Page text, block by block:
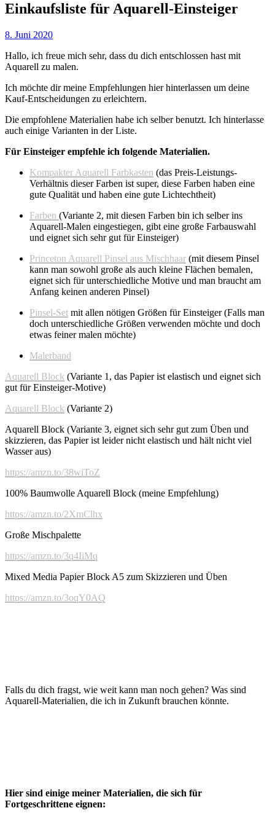
Einkaufsliste für Aquarell-Einsteiger
8. Juni 2020
Hallo, ich freue mich sehr, dass du dich entschlossen hast mit
Aquarell zu malen.
Ich möchte dir meine Empfehlungen hier hinterlassen um deine
Kauf-Entscheidungen zu erleichtern.
Die empfohlene Materialien habe ich selber benutzt. Ich hinterlasse
auch einige Varianten in der Liste.
Für Einsteiger empfehle ich folgende Materialien.
Kompakter Aquarell Farbkasten (das Preis-Leistungs-
Verhältnis dieser Farben ist super, diese Farben haben eine
gute Qualität und haben eine gute Lichtechtheit)
Farben (Variante 2, mit diesen Farben bin ich selber ins
Aquarell-Malen eingestiegen, gibt eine große Farbauswahl
und eignet sich sehr gut für Einsteiger)
Princeton Aquarell Pinsel aus Mischhaar (mit diesem Pinsel
kann man sowohl große als auch kleine Flächen bemalen,
eignet sich für unterschiedliche Motive und man braucht am
Anfang keinen anderen Pinsel)
Pinsel-Set mit allen nötigen Größen für Einsteiger (Falls man
doch unterschiedliche Größen verwenden möchte und doch
etwas feiner malen möchte)
Malerband
Aquarell Block (Variante 1, das Papier ist elastisch und eignet sich
gut für Einsteiger-Motive)
Aquarell Block (Variante 2)
Aquarell Block (Variante 3, eignet sich sehr gut zum Üben und
skizzieren, das Papier ist leider nicht elastisch und hält nicht viel
Wasser aus)
https://amzn.to/38wiToZ
100% Baumwolle Aquarell Block (meine Empfehlung)
https://amzn.to/2XmClhx
Große Mischpalette
https://amzn.to/3q4IiMq
Mixed Media Papier Block A5 zum Skizzieren und Üben
https://amzn.to/3oqY0AQ
Falls du dich fragst, wie weit kann man noch gehen? Was sind
Aquarell-Materialien, die ich in Zukunft brauchen könnte.
Hier sind einige meiner Materialien, die sich für
Fortgeschrittene eignen: